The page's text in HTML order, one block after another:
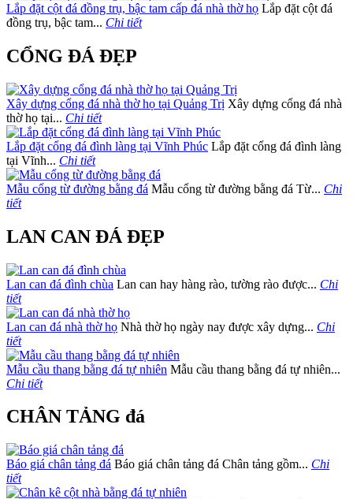
Lắp đặt cột đá đồng trụ, bậc tam cấp đá nhà thờ họ Lắp đặt cột đá
đồng trụ, bậc tam... Chi tiết
CỔNG ĐÁ ĐẸP
Xây dựng cổng đá nhà thờ họ tại Quảng Trị Xây dựng cổng đá nhà
thờ họ tại... Chi tiết
Lắp đặt cổng đá đình làng tại Vĩnh Phúc Lắp đặt cổng đá đình làng
tại Vĩnh... Chi tiết
Mẫu cổng từ đường bằng đá Mẫu cổng từ đường bằng đá Từ... Chi
tiết
LAN CAN ĐÁ ĐẸP
Lan can đá đình chùa Lan can hay hàng rào, tường rào được... Chi
tiết
Lan can đá nhà thờ họ Nhà thờ họ ngày nay được xây dựng... Chi
tiết
Mẫu cầu thang bằng đá tự nhiên Mẫu cầu thang bằng đá tự nhiên...
Chi tiết
CHÂN TẢNG đá
Báo giá chân tảng đá Báo giá chân tảng đá Chân tảng gồm... Chi
tiết